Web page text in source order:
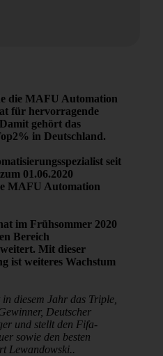
die MAFU Automation
für hervorragende
gehört das
in Deutschland.
seit
01.06.2020
MAFU Automation
im Frühsommer 2020
Bereich
Mit dieser
ist weiteres Wachstum
diesem Jahr das Triple,
Deutscher
und stellt den Fifa-
sowie den besten
Lewandowski..